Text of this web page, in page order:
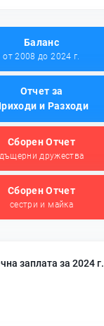
Баланс
от 2008 до 2024 г.
Отчет за
и Разходи
Сборен Отчет
дъщерни дружества
Сборен Отчет
сестри и майка
заплата за 2024 г.